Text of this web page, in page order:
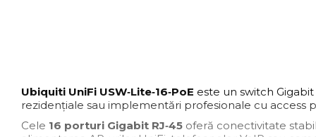
Accesorii Large Format
Plottere & Scannere
Scannere
Ubiquiti UniFi USW‑Lite‑16‑PoE este un switch
rezidențiale sau implementări profesionale cu access
Cele 16 porturi Gigabit RJ‑45 oferă conectivitate